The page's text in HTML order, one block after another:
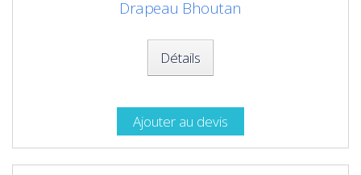
Drapeau Bhoutan
Détails
Ajouter au devis